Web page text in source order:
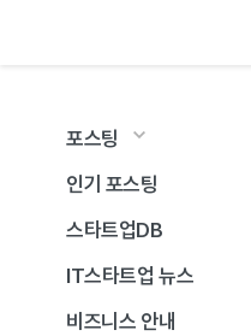
포스팅
인기 포스팅
스타트업DB
IT스타트업 뉴스
비즈니스 안내